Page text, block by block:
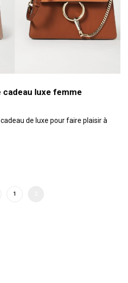
cadeau luxe femme
de luxe pour faire plaisir à
1